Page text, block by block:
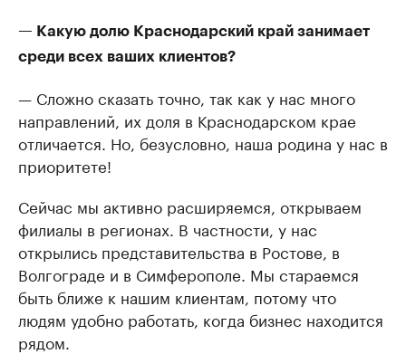
— Какую долю Краснодарский край занимает
среди всех ваших клиентов?
— Сложно сказать точно, так как у нас много
направлений, их доля в Краснодарском крае
отличается. Но, безусловно, наша родина у нас в
приоритете!
Сейчас мы активно расширяемся, открываем
филиалы в регионах. В частности, у нас
открылись представительства в Ростове, в
Волгограде и в Симферополе. Мы стараемся
быть ближе к нашим клиентам, потому что
людям удобно работать, когда бизнес находится
рядом.